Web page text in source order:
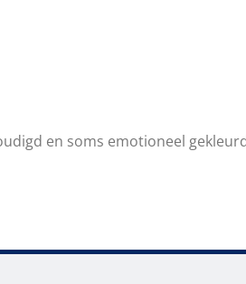
en soms emotioneel